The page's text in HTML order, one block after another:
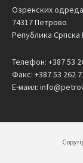
Озренских
74317 Петрово
Република Српска
Телефон: +387 53
Факс: +387 53 262
Е-маил: